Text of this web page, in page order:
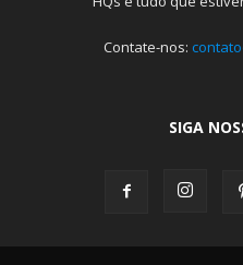
Contate-nos:
SIGA